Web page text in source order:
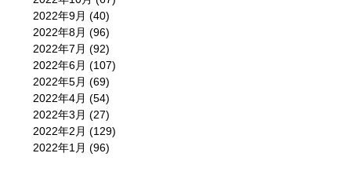
2022年9月 (40)
2022年8月 (96)
2022年7月 (92)
2022年6月 (107)
2022年5月 (69)
2022年4月 (54)
2022年3月 (27)
2022年2月 (129)
2022年1月 (96)